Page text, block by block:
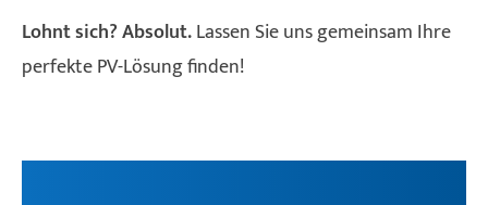
Lohnt sich? Absolut.Lassen Sie uns gemeinsam Ihre
perfekte PV-Lösung finden!